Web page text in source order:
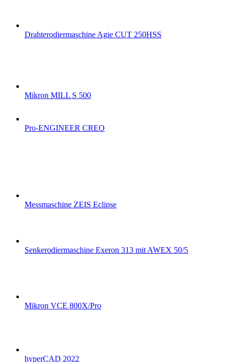
Drahterodiermaschine Agie CUT 250HSS
Mikron MILL S 500
Pro-ENGINEER CREO
Messmaschine ZEIS Eclipse
Senkerodiermaschine Exeron 313 mit AWEX 50/5
Mikron VCE 800X/Pro
hyperCAD 2022